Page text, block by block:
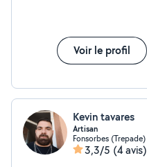
Voir le profil
Kevin tavares
Artisan
Fonsorbes (Trepade)
3,3/5 (4 avis)